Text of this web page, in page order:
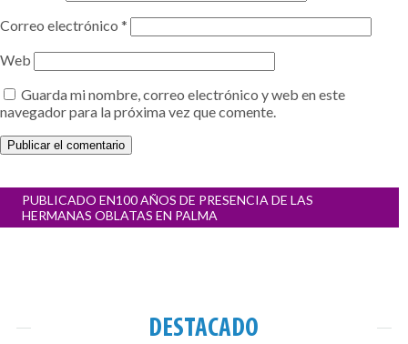
Correo electrónico *
Web
Guarda mi nombre, correo electrónico y web en este
navegador para la próxima vez que comente.
Navegación
entradas
PUBLICADO EN100 AÑOS DE PRESENCIA DE LAS
HERMANAS OBLATAS EN PALMA
DESTACADO